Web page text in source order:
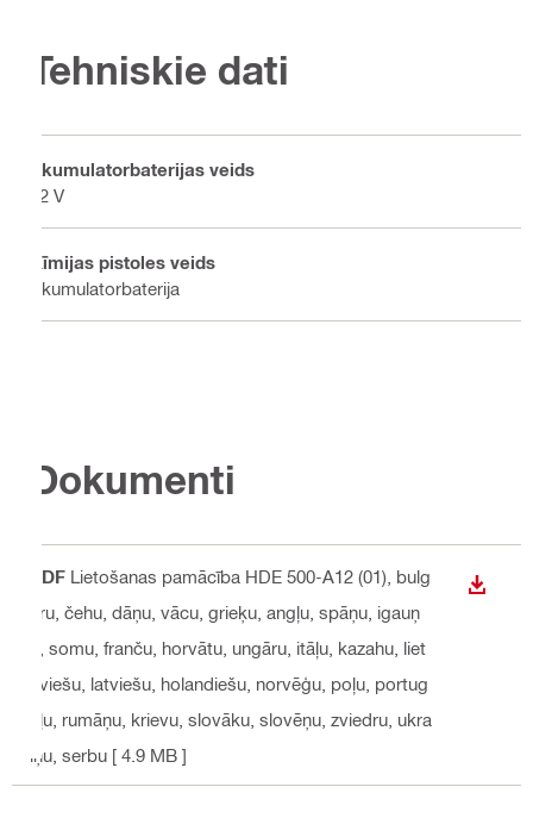
Tehniskie dati
Akumulatorbaterijas veids
12 V
Ķīmijas pistoles veids
Akumulatorbaterija
Dokumenti
PDF Lietošanas pamācība HDE 500-A12 (01) , bulg
āru, čehu, dāņu, vācu, grieķu, angļu, spāņu, igauņ
u, somu, franču, horvātu, ungāru, itāļu, kazahu, liet
uviešu, latviešu, holandiešu, norvēģu, poļu, portug
āļu, rumāņu, krievu, slovāku, slovēņu, zviedru, ukra
iņu, serbu [ 4.9 MB ]